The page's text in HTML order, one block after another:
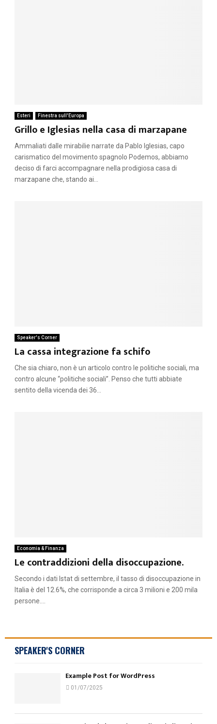
Esteri Finestra sull'Europa
Grillo e Iglesias nella casa di marzapane
Ammaliati dalle mirabilie narrate da Pablo Iglesias, capo
carismatico del movimento spagnolo Podemos, abbiamo
deciso di farci accompagnare nella prodigiosa casa di
marzapane che, stando ai...
Speaker's Corner
La cassa integrazione fa schifo
Che sia chiaro, non è un articolo contro le politiche sociali, ma
contro alcune “politiche sociali”. Penso che tutti abbiate
sentito della vicenda dei 36...
Economia & Finanza
Le contraddizioni della disoccupazione.
Secondo i dati Istat di settembre, il tasso di disoccupazione in
Italia è del 12.6%, che corrisponde a circa 3 milioni e 200 mila
persone....
SPEAKER'S CORNER
Example Post for WordPress
01/07/2025